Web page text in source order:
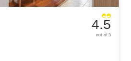
4.5
out of 5